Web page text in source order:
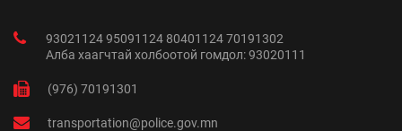
93021124 95091124 80401124 70191302
Алба хаагчтай холбоотой гомдол: 93020111
(976) 70191301
transportation@police.gov.mn